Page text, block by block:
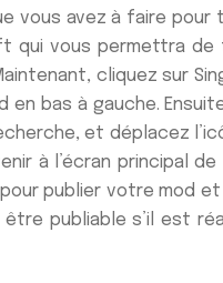
avez à faire pour
qui vous permettra
cliquez sur
bas à gauche.
et déplacez
à l’écran principal de
publier votre mod
publiable s’il est